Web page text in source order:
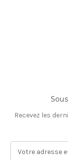
Recevez les